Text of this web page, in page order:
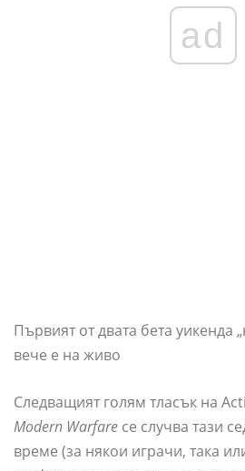
ad
Първият от двата бета уикенда
вече е на живо
Следващият голям тласък на
Modern Warfare се случва тази
време (за някои играчи, така